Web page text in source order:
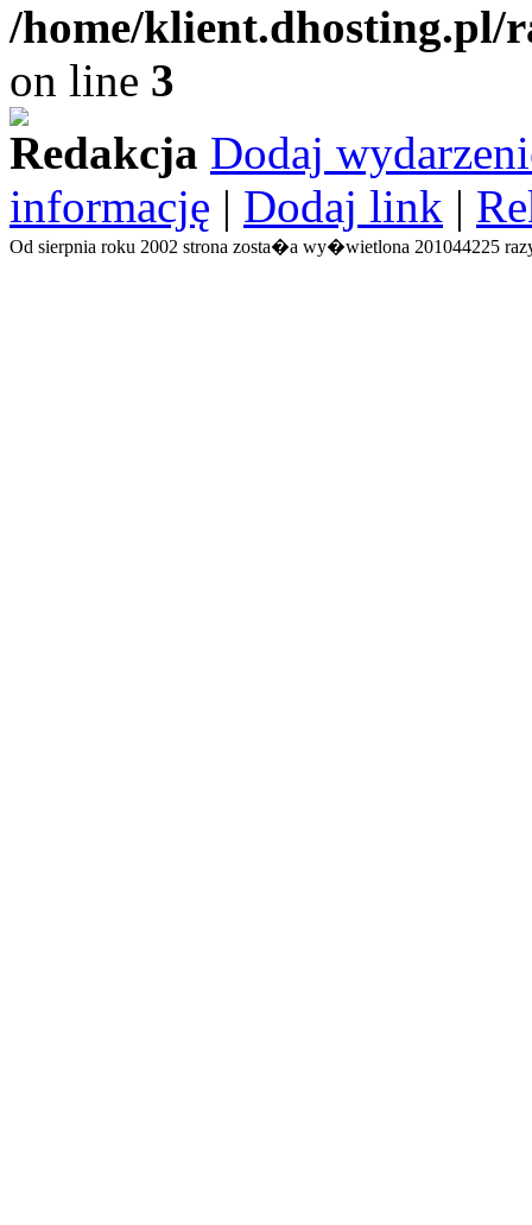
/home/
on line 3
Redakcja Dodaj
informację | Dodaj link |
Od sierpnia roku 2002 strona zosta�a wy�wietlona 201044225